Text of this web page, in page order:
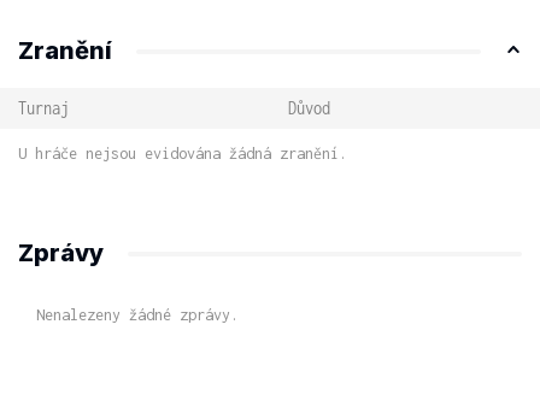
Zranění
Turnaj Důvod
U hráče nejsou evidována žádná zranění.
Zprávy
Nenalezeny žádné zprávy.